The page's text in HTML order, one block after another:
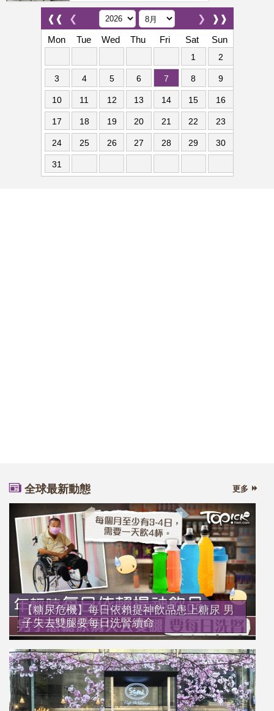
❰❰ ❮ ❱❱
❯
Mon
Tue Wed Thu Fri Sat Sun
1 2
3 4 5 6 7 8 9
10 11 12 13 14 15 16
17 18 19 20 21 22 23
24 25 26 27 28 29 30
31
全球最新動態 更多
【糖尿危機】每日依賴提神飲品患上糖尿 男
子失去雙腿要每日洗腎續命